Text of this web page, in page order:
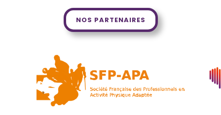
NOS PARTENAIRES